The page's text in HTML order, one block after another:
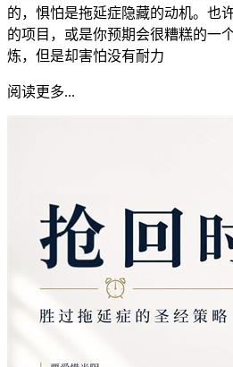
的，惧怕是拖延症隐藏的动机。也
的项目，或是你预期会很糟糕的一
炼，但是却害怕没有耐力
阅读更多...